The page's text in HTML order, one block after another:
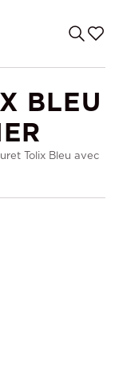
BLEU
Tolix Bleu avec